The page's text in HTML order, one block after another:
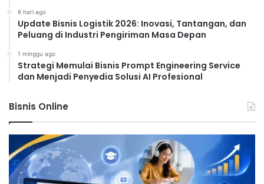
6 hari ago
Update Bisnis Logistik 2026: Inovasi, Tantangan, dan
Peluang di Industri Pengiriman Masa Depan
1 minggu ago
Strategi Memulai Bisnis Prompt Engineering Service
dan Menjadi Penyedia Solusi AI Profesional
Bisnis Online